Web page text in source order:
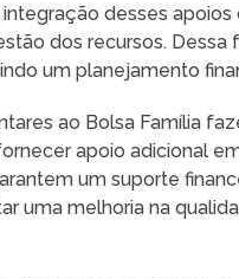
desses
dos recursos. Dessa
um planejamento
ao Bolsa Família
apoio adicional
um suporte
uma melhoria na